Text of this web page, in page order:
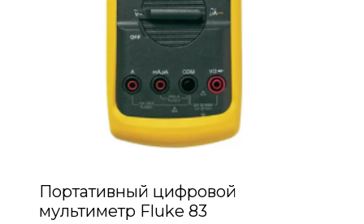
Портативный цифровой
мультиметр Fluke 83